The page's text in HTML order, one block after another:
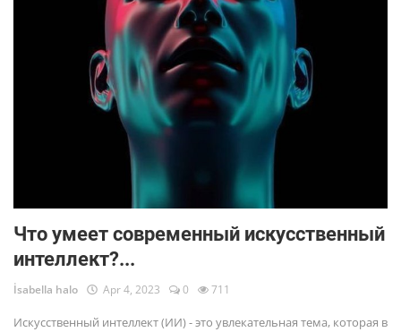
Что умеет современный искусственный
интеллект?...
İsabella halo Apr 4, 2023 0 711
Искусственный интеллект (ИИ) - это увлекательная тема, которая в